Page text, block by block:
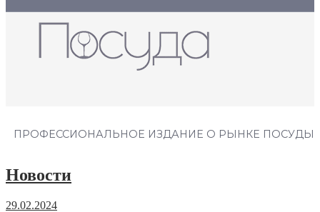
ПРОФЕССИОНАЛЬНОЕ ИЗДАНИЕ О РЫНКЕ ПОСУДЫ
Новости
29.02.2024